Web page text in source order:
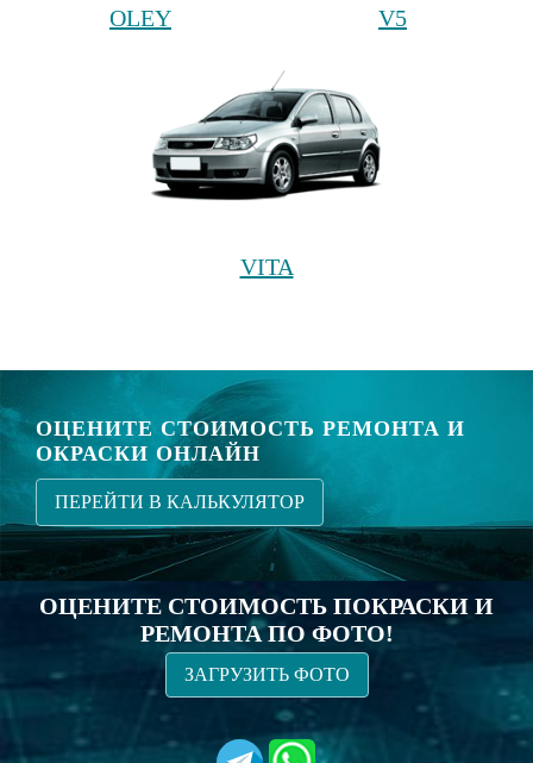
OLEY V5
VITA
ОЦЕНИТЕ СТОИМОСТЬ РЕМОНТА И
ОКРАСКИ ОНЛАЙН
ПЕРЕЙТИ В КАЛЬКУЛЯТОР
ОЦЕНИТЕ СТОИМОСТЬ ПОКРАСКИ И
РЕМОНТА ПО ФОТО!
ЗАГРУЗИТЬ ФОТО